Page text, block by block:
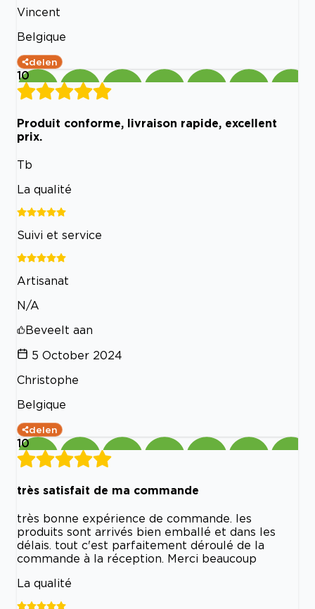
Vincent
Belgique
delen
10
Produit conforme, livraison rapide, excellent
prix.
Tb
La qualité
Suivi et service
Artisanat
N/A
Beveelt aan
5 October 2024
Christophe
Belgique
delen
10
très satisfait de ma commande
très bonne expérience de commande. les
produits sont arrivés bien emballé et dans les
délais. tout c'est parfaitement déroulé de la
commande à la réception. Merci beaucoup
La qualité